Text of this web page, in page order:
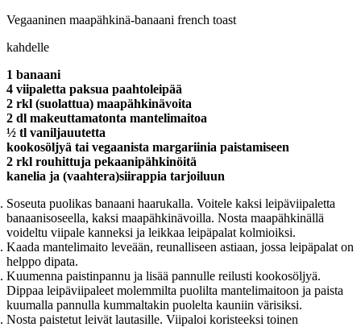
Vegaaninen maapähkinä-banaani french toast
kahdelle
1 banaani
4 viipaletta paksua paahtoleipää
2 rkl (suolattua) maapähkinävoita
2 dl makeuttamatonta mantelimaitoa
½ tl vaniljauutetta
kookosöljyä tai vegaanista margariinia paistamiseen
2 rkl rouhittuja pekaanipähkinöitä
kanelia ja (vaahtera)siirappia tarjoiluun
Soseuta puolikas banaani haarukalla. Voitele kaksi leipäviipaletta
banaanisoseella, kaksi maapähkinävoilla. Nosta maapähkinällä
voideltu viipale kanneksi ja leikkaa leipäpalat kolmioiksi.
Kaada mantelimaito leveään, reunalliseen astiaan, jossa leipäpalat on
helppo dipata.
Kuumenna paistinpannu ja lisää pannulle reilusti kookosöljyä.
Dippaa leipäviipaleet molemmilta puolilta mantelimaitoon ja paista
kuumalla pannulla kummaltakin puolelta kauniin värisiksi.
Nosta paistetut leivät lautasille. Viipaloi koristeeksi toinen